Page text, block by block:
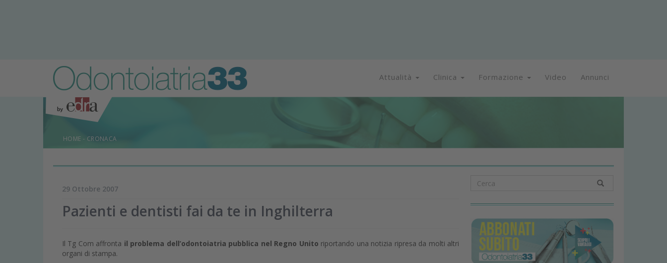
Attualità Clinica Formazione Video Annunci
HOME - CRONACA
29 Ottobre 2007
Pazienti e dentisti fai da te in Inghilterra
Il Tg Com affronta il problema dell’odontoiatria pubblica nel Regno Unito riportando una notizia ripresa da molti altri
organi di stampa.